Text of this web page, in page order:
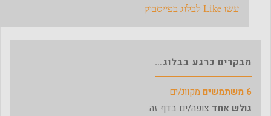
עשו Like לבלוג בפייסבוק
מבקרים כרגע בבלוג…
6 משתמשים
מקוונ/ים
גולש אחד צופה/ים בדף זה.